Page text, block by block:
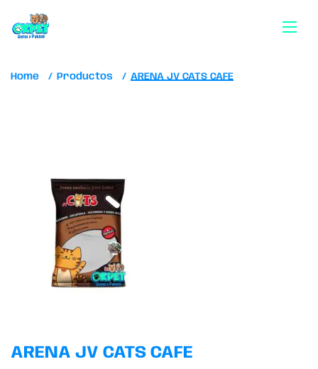
Home Productos ARENA JV CATS CAFE
ARENA JV CATS CAFE